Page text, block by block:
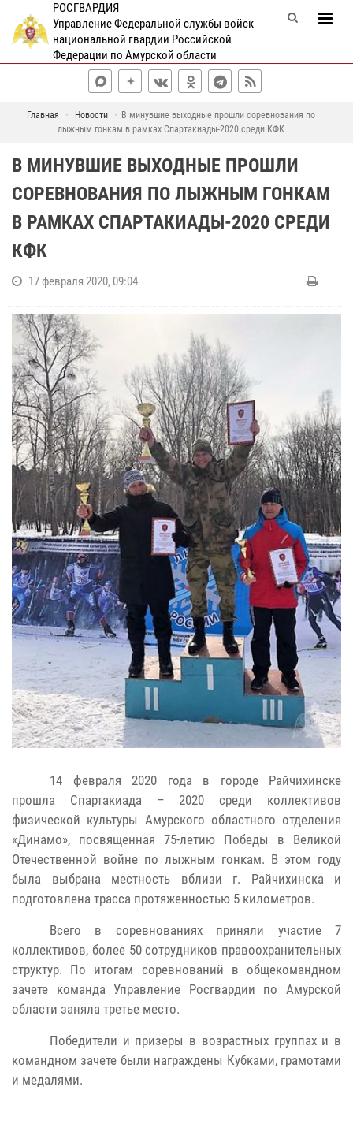
РОСГВАРДИЯ
Управление Федеральной службы войск
национальной гвардии Российской
Федерации по Амурской области
Главная Новости
В минувшие выходные прошли соревнования по
лыжным гонкам в рамках Спартакиады-2020 среди КФК
В МИНУВШИЕ ВЫХОДНЫЕ ПРОШЛИ
СОРЕВНОВАНИЯ ПО ЛЫЖНЫМ ГОНКАМ
В РАМКАХ СПАРТАКИАДЫ-2020 СРЕДИ
КФК
17 февраля 2020, 09:04
14 февраля 2020 года в городе Райчихинске
прошла Спартакиада – 2020 среди коллективов
физической культуры Амурского областного отделения
«Динамо», посвященная 75-летию Победы в Великой
Отечественной войне по лыжным гонкам. В этом году
была выбрана местность вблизи г. Райчихинска и
подготовлена трасса протяженностью 5 километров.
Всего в соревнованиях приняли участие 7
коллективов, более 50 сотрудников правоохранительных
структур. По итогам соревнований в общекомандном
зачете команда Управление Росгвардии по Амурской
области заняла третье место.
Победители и призеры в возрастных группах и в
командном зачете были награждены Кубками, грамотами
и медалями.